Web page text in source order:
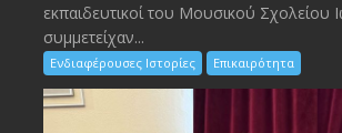
εκπαιδευτικοί του Μουσικού Σχολείου
συμμετείχαν...
Ενδιαφέρουσες Ιστορίες Επικαιρότητα